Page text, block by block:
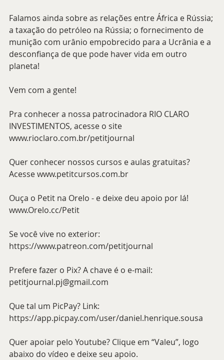
Falamos ainda sobre as relações entre África e Rússia;
a taxação do petróleo na Rússia; o fornecimento de
munição com urânio empobrecido para a Ucrânia e a
desconfiança de que pode haver vida em outro
planeta!
Vem com a gente!
Pra conhecer a nossa patrocinadora RIO CLARO
INVESTIMENTOS, acesse o site
www.rioclaro.com.br/petitjournal
Quer conhecer nossos cursos e aulas gratuitas?
Acesse www.petitcursos.com.br
Ouça o Petit na Orelo - e deixe deu apoio por lá!
www.Orelo.cc/Petit
Se você vive no exterior:
https://www.patreon.com/petitjournal
Prefere fazer o Pix? A chave é o e-mail:
petitjournal.pj@gmail.com
Que tal um PicPay? Link:
https://app.picpay.com/user/daniel.henrique.sousa
Quer apoiar pelo Youtube? Clique em “Valeu”, logo
abaixo do vídeo e deixe seu apoio.